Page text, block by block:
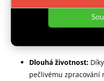
designu můžete
suchého zipu.
Dlouhá životnost:
pečlivému